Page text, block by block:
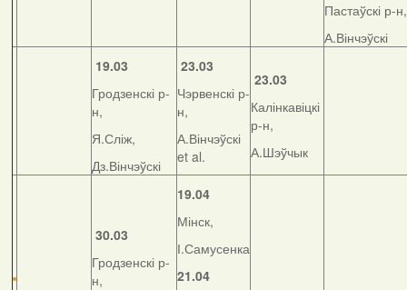
Пастаўскі р-н,
А.Вінчэўскі
19.03
Гродзенскі р-
н,
Я.Сліж,
Дз.Вінчэўскі
23.03
Чэрвенскі р-
н,
А.Вінчэўскі
et al.
23.03
Калінкавіцкі
р-н,
А.Шэўчык
30.03
Гродзенскі р-
н,
19.04
Мінск,
І.Самусенка
21.04